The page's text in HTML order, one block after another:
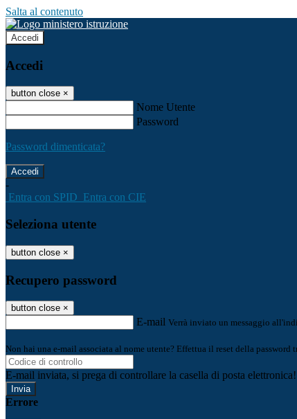
Salta al contenuto
Accedi
Accedi
button close ×
Nome Utente
Password
Password dimenticata?
-
Entra con SPID Entra con CIE
Seleziona utente
button close ×
Recupero password
button close ×
E-mail Verrà inviato un messaggio
Non hai una e-mail associata al nome utente? Effettua il reset della password
E-mail inviata, si prega di controllare la casella di posta elettronica!
Errore